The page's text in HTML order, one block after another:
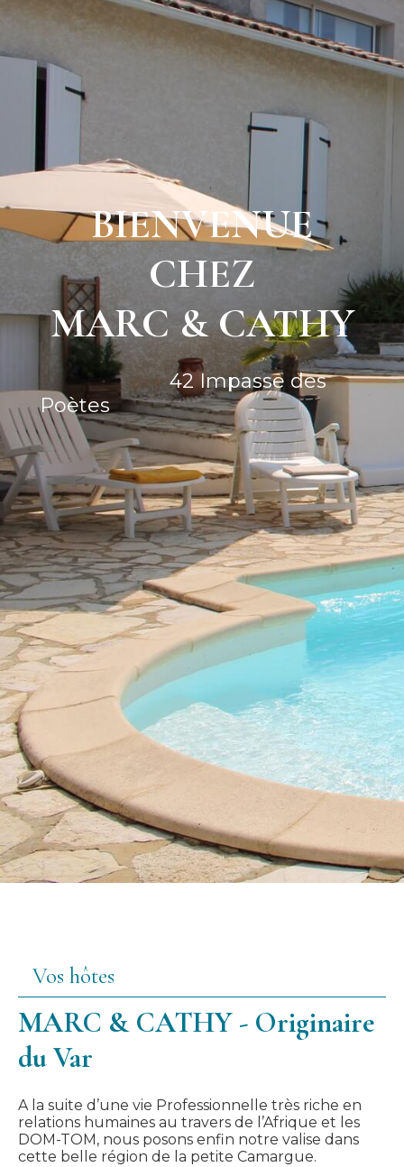
BIENVENUE
CHEZ
MARC & CATHY
42 Impasse des
Poètes
Vos hôtes
MARC & CATHY - Originaire
du Var
A la suite d’une vie Professionnelle très riche en
relations humaines au travers de l’Afrique et les
DOM-TOM, nous posons enfin notre valise dans
cette belle région de la petite Camargue.